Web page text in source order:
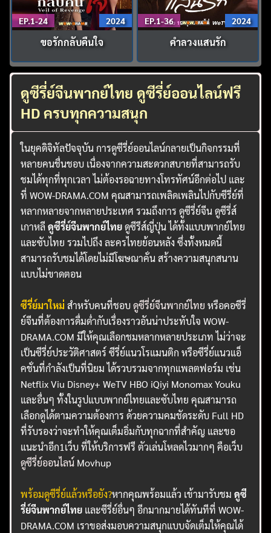
EP.1-24 2024
ขอรักกลับคืนใจ
EP.1-36 2024
คำลวงแสนรัก
ดูซีรี่ย์จีนพากย์ไทย ดูซีรี่ย์ออนไลน์ฟรี
HD ครบทุกความสนุก
ในยุคดิจิทัลปัจจุบัน การดูซีรี่ย์ออนไลน์กลายเป็นกิจกรรมที่
หลายคนชื่นชอบ เนื่องจากความสะดวกสบายที่สามารถรับ
ชมได้ทุกที่ทุกเวลา ไม่ต้องรอฉายทางโทรทัศน์อีกต่อไป และ
ที่ WOW-DRAMA.COM คุณสามารถเพลิดเพลินไปกับซีรี่ย์ที่
หลากหลายจากหลายประเทศ รวมถึงการ ดูซีรี่ย์จีน ดูซีรี่ส์
เกาหลีดูซีรี่ย์จีนพากย์ไทยดูซีรีส์ญี่ปุ่น ได้ทั้งแบบพากย์ไทย
และซับไทย รวมไปถึง ละครไทยย้อนหลัง ซึ่งทั้งหมดนี้
สามารถรับชมได้โดยไม่มีโฆษณาคั่น สร้างความสนุกสนาน
แบบไม่ขาดตอน
ซีรี่ย์มาใหม่ สำหรับคนที่ชอบดูซีรี่ย์จีนพากย์ไทย หรือคอซีรี่
ย์จีนที่ต้องการดื่มด่ำกับเรื่องราวอันน่าประทับใจ WOW-
DRAMA.COM มีให้คุณเลือกชมหลากหลายประเภท ไม่ว่าจะ
เป็นซีรี่ย์ประวัติศาสตร์ ซีรี่ย์แนวโรแมนติก หรือซีรี่ย์แนวแอ็
คชั่นที่กำลังเป็นที่นิยม ได้รวบรวมจากทุกแพลตฟอร์ม เช่น
Netflix Viu Disney+ WeTV HBO iQiyi Monomax Youku
และอื่นๆ ทั้งในรูปแบบพากย์ไทยและซับไทย คุณสามารถ
เลือกดูได้ตามความต้องการ ด้วยความคมชัดระดับ Full HD
ที่รับรองว่าจะทำให้คุณเต็มอิ่มกับทุกฉากที่สำคัญ และขอ
แนะนำอีก1เว็บ ที่ให้บริการฟรี ตัวเล่นโหลดไวมากๆ คือเว็บ
ดูซีรี่ย์ออนไลน์ Movhup
พร้อมดูซีรี่ย์แล้วหรือยัง?หากคุณพร้อมแล้ว เข้ามารับชมดูซี
รี่ย์จีนพากย์ไทย และซีรี่ย์อื่นๆ อีกมากมายได้ทันทีที่ WOW-
DRAMA.COM เราขอส่งมอบความสนุกแบบจัดเต็มให้คุณได้